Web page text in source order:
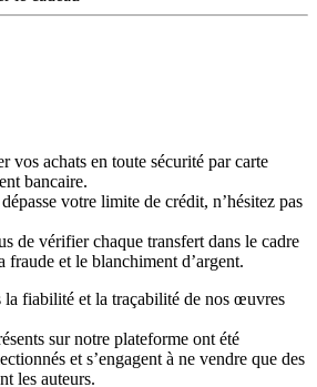
vos achats en toute sécurité par carte
bancaire.
votre limite de crédit, n’hésitez pas
de vérifier chaque transfert dans le cadre
fraude et le blanchiment d’argent.
la fiabilité et la traçabilité de nos œuvres
sur notre plateforme ont été
et s’engagent à ne vendre que des
les auteurs.